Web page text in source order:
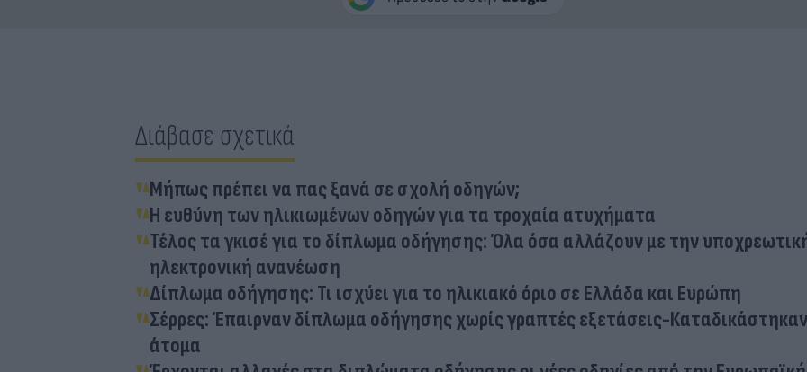
Διάβασε σχετικά
Μήπως πρέπει να πας ξανά σε σχολή οδηγών;
Η ευθύνη των ηλικιωμένων οδηγών για τα τροχαία ατυχήματα
Τέλος τα γκισέ για το δίπλωμα οδήγησης: Όλα όσα αλλάζουν με την
ηλεκτρονική ανανέωση
Δίπλωμα οδήγησης: Τι ισχύει για το ηλικιακό όριο σε Ελλάδα και Ευρώπη
Σέρρες: Έπαιρναν δίπλωμα οδήγησης χωρίς γραπτές εξετάσεις-
άτομα